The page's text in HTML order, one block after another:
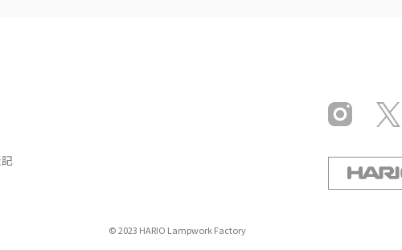
© 2023 HARIO Lampwork Factory